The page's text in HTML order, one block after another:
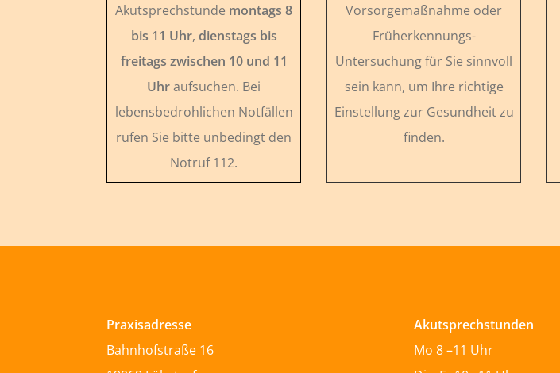
Akutsprechstunde montags 8
bis 11 Uhr, dienstags bis
freitags zwischen 10 und 11
Uhraufsuchen. Bei
lebensbedrohlichen Notfällen
rufen Sie bitte unbedingt den
Notruf 112.
Vorsorgemaßnahme oder
Früherkennungs-
Untersuchung für Sie sinnvoll
sein kann, um Ihre richtige
Einstellung zur Gesundheit zu
finden.
Praxisadresse
Bahnhofstraße 16
Akutsprechstunden
Mo 8 –11 Uhr